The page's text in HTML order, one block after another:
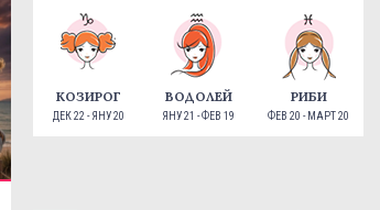
КОЗИРОГ
ДЕК 22 - ЯНУ 20
ВОДОЛЕЙ
ЯНУ 21 - ФЕВ 19
РИБИ
ФЕВ 20 - МАРТ 20